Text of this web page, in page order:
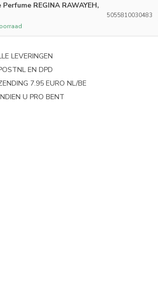
Perfume REGINA RAWAYEH,
5055810030483
LEVERINGEN
EN DPD
7.95 EURO NL/BE
U PRO BENT